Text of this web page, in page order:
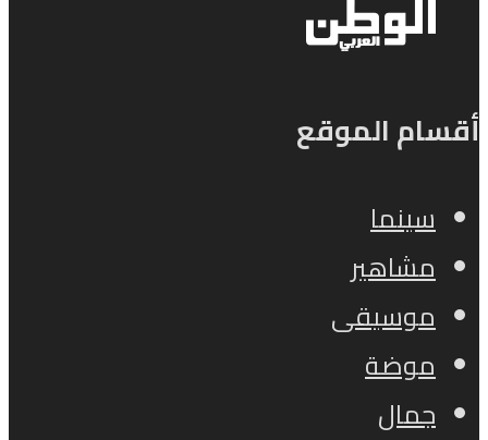
أقسام الموقع
سينما
مشاهير
موسيقى
موضة
جمال